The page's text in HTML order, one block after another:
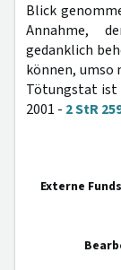
Blick
Annahme,
gedanklich
können, umso
Tötungstat ist
2001 - 2 StR
Externe